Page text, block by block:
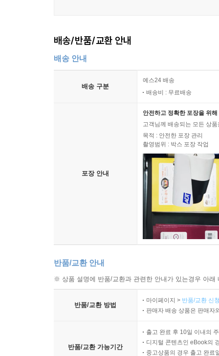
배송/반품/교환 안내
배송 안내
배송 구분
예스24 배송
배송비 : 무료배송
포장 안내
안전하고 정확한 포장을 위
고객님께 배송되는 모든 상
목적 : 안전한 포장 관리
촬영범위 : 박스 포장 작업
반품/교환 안내
※ 상품 설명에 반품/교환과 관련한 안내가 있는경우 아
반품/교환 방법
마이페이지 > 반품/교환 신
판매자 배송 상품은 판매자
반품/교환 가능기간
출고 완료 후 10일 이내의
디지털 콘텐츠인 eBook의
중고상품의 경우 출고 완료